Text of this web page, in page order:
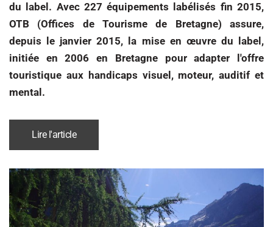
du label. Avec 227 équipements labélisés fin 2015,
OTB (Offices de Tourisme de Bretagne) assure,
depuis le janvier 2015, la mise en œuvre du label,
initiée en 2006 en Bretagne pour adapter l'offre
touristique aux handicaps visuel, moteur, auditif et
mental.
Lire l'article